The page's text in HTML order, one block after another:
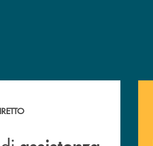
immediata? Contattaci !